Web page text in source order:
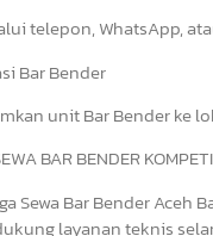
telepon, WhatsApp,
Bar Bender
unit Bar Bender ke
BAR BENDER
Sewa Bar Bender
layanan teknis